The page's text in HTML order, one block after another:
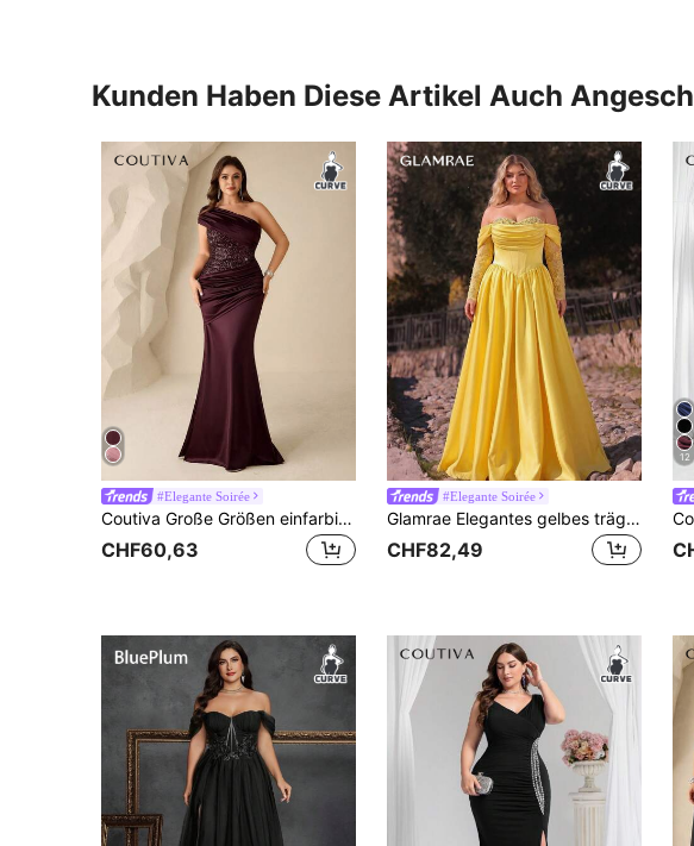
Kunden Haben Diese Artikel Auch
#Elegante Soirée
Coutiva Große Größen einfarbiges asymmetrisches Schulter figurbetontes elegantes Sommerkleid für festliche Anlässe
CHF60,63
#Elegante Soirée
Glamrae Elegantes gelbes trägerloses Kleid mit luxuriösen handgefertigten Perlen- und Strass-Verzierungen, voluminöser Rock, verstellbarer Rückenbindung, geeignet für Dates, Strandurlaube, Geburtstage, Partys, Hochzeiten, Abschlussfeiern, formelle Anlässe
CHF82,49
12